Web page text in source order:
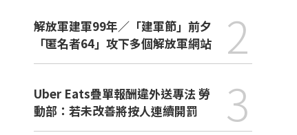
解放軍建軍99年／「建軍節」前夕
「匿名者64」攻下多個解放軍網站
2
Uber Eats疊單報酬違外送專法 勞
動部：若未改善將按人連續開罰
3